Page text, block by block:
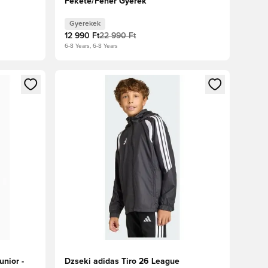
Gyerekek
12 990 Ft22 990 Ft
6-8 Years, 6-8 Years
vagy a tagként való regisztrációhoz
-
Megnyit egy modált a bejelentkezéshez vagy a
Dzseki adidas Tiro 26 League